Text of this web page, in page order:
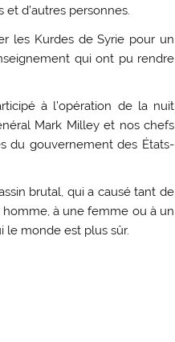
et d’autres personnes.
les Kurdes de Syrie pour un
qui ont pu rendre
à l’opération de la nuit
Mark Milley et nos chefs
du gouvernement des États-
brutal, qui a causé tant de
à une femme ou à un
le monde est plus sûr.